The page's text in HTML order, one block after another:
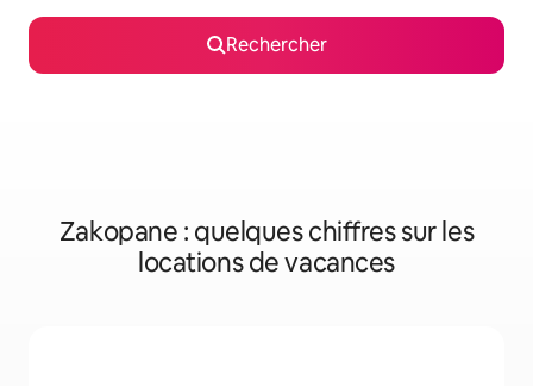
Rechercher
Zakopane : quelques chiffres sur les
locations de vacances